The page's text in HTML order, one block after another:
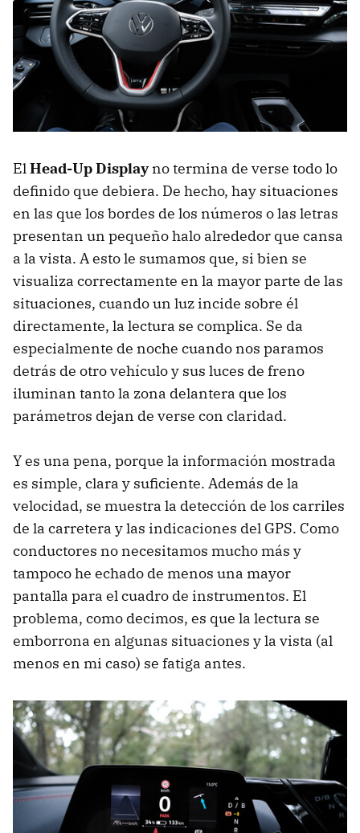
ElHead-Up Displayno termina de verse todo lo
definido que debiera. De hecho, hay situaciones
en las que los bordes de los números o las letras
presentan un pequeño halo alrededor que cansa
a la vista. A esto le sumamos que, si bien se
visualiza correctamente en la mayor parte de las
situaciones, cuando un luz incide sobre él
directamente, la lectura se complica. Se da
especialmente de noche cuando nos paramos
detrás de otro vehículo y sus luces de freno
iluminan tanto la zona delantera que los
parámetros dejan de verse con claridad.
Y es una pena, porque la información mostrada
es simple, clara y suficiente. Además de la
velocidad, se muestra la detección de los carriles
de la carretera y las indicaciones del GPS. Como
conductores no necesitamos mucho más y
tampoco he echado de menos una mayor
pantalla para el cuadro de instrumentos. El
problema, como decimos, es que la lectura se
emborrona en algunas situaciones y la vista (al
menos en mi caso) se fatiga antes.